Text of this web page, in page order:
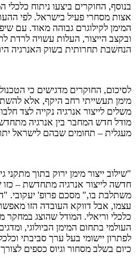
בנוסף, החוקרים ביצעו ניתוח כלכלי
אצות מסחרי פעיל בישראל. לפי
המימן לקילוגרם גבוהה מאוד. עם
הנחשבת תחרותית בשוק האנרגיה
לסיכום, החוקרים מדגישים כי
מימן תעשייתי רחב היקף, אלא
משלים לייצור אנרגיה נקייה לצד
מודל חדש המחבר בין אנרגיה
מעגלית – תחומים שבהם לישראל
"שילוב ייצור מימן ירוק בתוך
חדשה לייצור אנרגיה מתחדשת – כזו
משתלבת בו," מסכם פרופ' יעקובי.
עצמו, אבל דווקא העובדה הזו
כלכלי וריאלי. המודל שהוצג
העולמי בתחום המימן הביולוגי,
לפתרון יישומי בעל ערך סביבתי
כיום בשלב מסחור וגיוס כספים